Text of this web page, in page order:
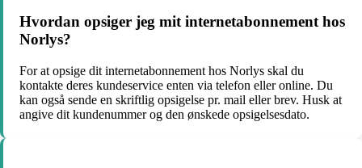
Hvordan opsiger jeg mit internetabonnement hos
Norlys?
For at opsige dit internetabonnement hos Norlys skal du
kontakte deres kundeservice enten via telefon eller online. Du
kan også sende en skriftlig opsigelse pr. mail eller brev. Husk at
angive dit kundenummer og den ønskede opsigelsesdato.